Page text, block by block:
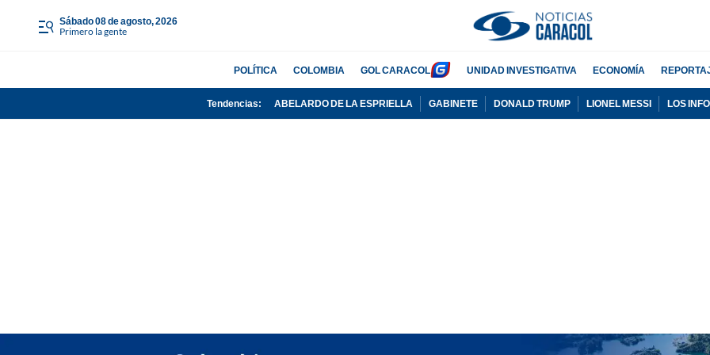
sábado 08 de agosto, 2026
Primero la gente
POLÍTICA COLOMBIA GOL CARACOL UNIDAD INVESTIGATIVA ECONOMÍA
Tendencias: ABELARDO DE LA ESPRIELLA GABINETE DONALD TRUMP LIONEL MESSI LOS